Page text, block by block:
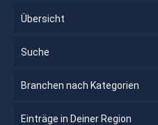
Übersicht
Suche
Branchen nach Kategorien
Einträge in Deiner Region